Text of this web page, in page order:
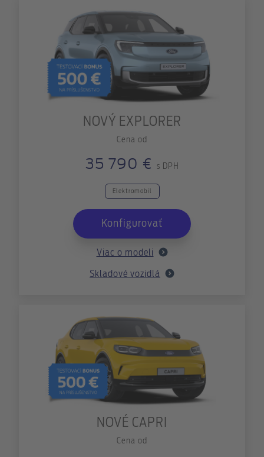
NOVÝ EXPLORER
Cena od
35 790 € s DPH
Elektromobil
Konfigurovať
Viac o modeli
Skladové vozidlá
NOVÉ CAPRI
Cena od